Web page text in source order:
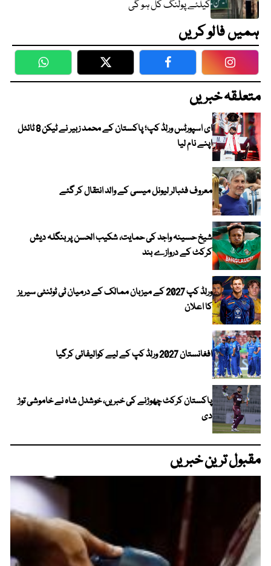
کیلئے پولنگ کل ہو گی
ہمیں فالو کریں
WhatsApp Twitter Facebook
متعلقہ خبریں
ای اسپورٹس ورلڈ کپ؛ پاکستان کے محمد زبیر نے ٹیکن 8 ٹائٹل
اپنے نام لیا
معروف فٹبالر لیونل میسی کے والد انتقال کر گئے
شیخ حسینہ واجد کی حمایت، شکیب الحسن پر بنگلہ دیش
کرکٹ کے دروازے بند
ورلڈ کپ 2027 کے میزبان ممالک کے درمیان ٹی ٹوئنٹی سیریز
کا اعلان
افغانستان 2027 ورلڈ کپ کے لیے کوالیفائی کرگیا
پاکستان کرکٹ چھوڑنے کی خبریں، خوشدل شاہ نے خاموشی توڑ
دی
مقبول ترین خبریں